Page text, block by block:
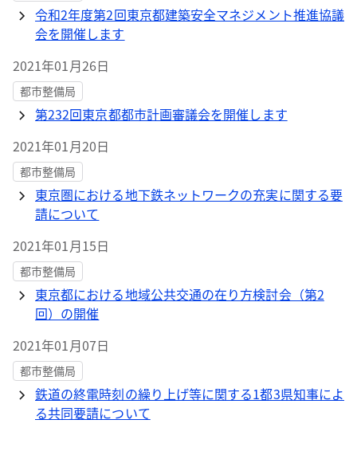
令和2年度第2回東京都建築安全マネジメント推進協議
会を開催します
2021年01月26日
都市整備局
第232回東京都都市計画審議会を開催します
2021年01月20日
都市整備局
東京圏における地下鉄ネットワークの充実に関する要
請について
2021年01月15日
都市整備局
東京都における地域公共交通の在り方検討会（第2
回）の開催
2021年01月07日
都市整備局
鉄道の終電時刻の繰り上げ等に関する1都3県知事によ
る共同要請について